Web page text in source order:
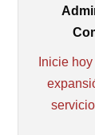
Inicie